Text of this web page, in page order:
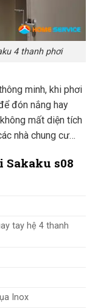
4 thanh phơi
minh, khi phơi
đón nắng hay
mất diện tích
nhà chung cư…
Sakaku s08
tay hệ 4 thanh
Inox